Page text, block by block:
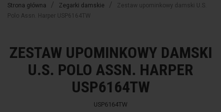
Strona główna Zegarki damskie
Zestaw upominkowy damski U.S.
Polo Assn. Harper USP6164TW
ZESTAW UPOMINKOWY DAMSKI
U.S. POLO ASSN. HARPER
USP6164TW
USP6164TW
-50% favorite_border -50% favorite_border